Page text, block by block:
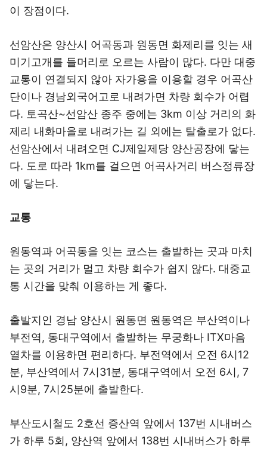
이 장점이다.
선암산은 양산시 어곡동과 원동면 화제리를 잇는 새
미기고개를 들머리로 오르는 사람이 많다. 다만 대중
교통이 연결되지 않아 자가용을 이용할 경우 어곡산
단이나 경남외국어고로 내려가면 차량 회수가 어렵
다. 토곡산~선암산 종주 중에는 3km 이상 거리의 화
제리 내화마을로 내려가는 길 외에는 탈출로가 없다.
선암산에서 내려오면 CJ제일제당 양산공장에 닿는
다. 도로 따라 1km를 걸으면 어곡사거리 버스정류장
에 닿는다.
교통
원동역과 어곡동을 잇는 코스는 출발하는 곳과 마치
는 곳의 거리가 멀고 차량 회수가 쉽지 않다. 대중교
통 시간을 맞춰 이용하는 게 좋다.
출발지인 경남 양산시 원동면 원동역은 부산역이나
부전역, 동대구역에서 출발하는 무궁화나 ITX마음
열차를 이용하면 편리하다. 부전역에서 오전 6시12
분, 부산역에서 7시31분, 동대구역에서 오전 6시, 7
시9분, 7시25분에 출발한다.
부산도시철도 2호선 증산역 앞에서 137번 시내버스
가 하루 5회, 양산역 앞에서 138번 시내버스가 하루